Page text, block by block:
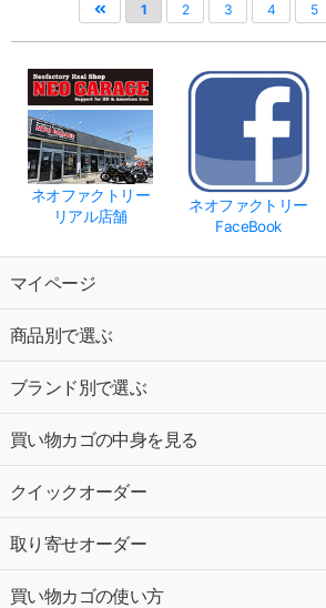
1 2 3 4 5
ネオファクトリー
リアル店舗
ネオファクトリー
FaceBook
マイページ
商品別で選ぶ
ブランド別で選ぶ
買い物カゴの中身を見る
クイックオーダー
取り寄せオーダー
買い物カゴの使い方